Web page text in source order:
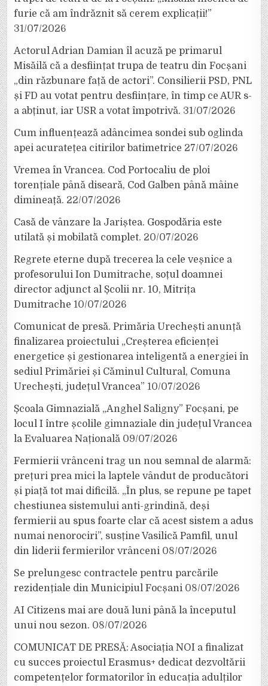
furie că am îndrăznit să cerem explicații!”
31/07/2026
Actorul Adrian Damian îl acuză pe primarul
Misăilă că a desființat trupa de teatru din Focșani
„din răzbunare față de actori”. Consilierii PSD, PNL
și FD au votat pentru desființare, în timp ce AUR s-
a abținut, iar USR a votat împotrivă. 31/07/2026
Cum influențează adâncimea sondei sub oglinda
apei acuratețea citirilor batimetrice 27/07/2026
Vremea în Vrancea. Cod Portocaliu de ploi
torențiale până diseară, Cod Galben până mâine
dimineață. 22/07/2026
Casă de vânzare la Jariștea. Gospodăria este
utilată și mobilată complet. 20/07/2026
Regrete eterne după trecerea la cele veșnice a
profesorului Ion Dumitrache, soțul doamnei
director adjunct al Școlii nr. 10, Mitrița
Dumitrache 10/07/2026
Comunicat de presă. Primăria Urechești anunță
finalizarea proiectului „Creșterea eficienței
energetice și gestionarea inteligentă a energiei în
sediul Primăriei și Căminul Cultural, Comuna
Urechești, județul Vrancea” 10/07/2026
Școala Gimnazială „Anghel Saligny” Focșani, pe
locul I între școlile gimnaziale din județul Vrancea
la Evaluarea Națională 09/07/2026
Fermierii vrânceni trag un nou semnal de alarmă:
prețuri prea mici la laptele vândut de producători
și piață tot mai dificilă. „În plus, se repune pe tapet
chestiunea sistemului anti-grindină, deși
fermierii au spus foarte clar că acest sistem a adus
numai nenorociri”, susține Vasilică Pamfil, unul
din liderii fermierilor vrânceni 08/07/2026
Se prelungesc contractele pentru parcările
rezidențiale din Municipiul Focșani 08/07/2026
AI Citizens mai are două luni până la începutul
unui nou sezon. 08/07/2026
COMUNICAT DE PRESĂ: Asociația NOI a finalizat
cu succes proiectul Erasmus+ dedicat dezvoltării
competențelor formatorilor în educația adulților